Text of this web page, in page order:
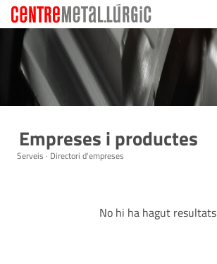
Empreses i productes
Serveis · Directori d'empreses
No hi ha hagut resultats